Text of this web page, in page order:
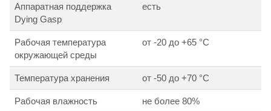
Аппаратная поддержка
Dying Gasp
есть
Рабочая температура
окружающей среды
от -20 до +65 °С
Температура хранения от -50 до +70 °С
Рабочая влажность не более 80%